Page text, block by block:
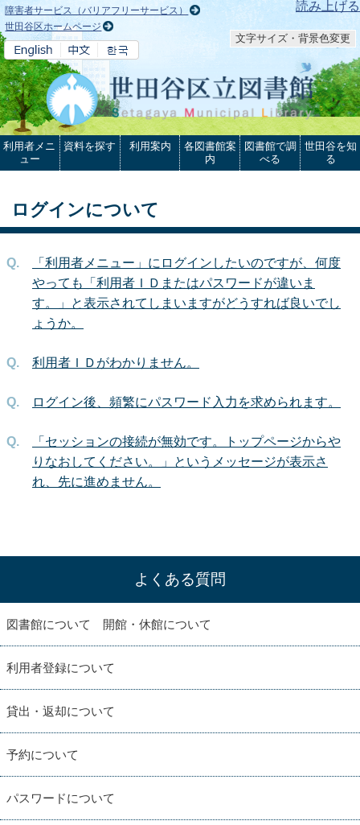
本文へ 読み上げる
障害者サービス（バリアフリーサービス）
世田谷区ホームページ
文字サイズ・背景色変更
利用者メニ
ュー
資料を探す 利用案内
各図書館案
内
図書館で調
べる
世田谷を知
る
ログインについて
「利用者メニュー」にログインしたいのですが、何度
やっても「利用者ＩＤまたはパスワードが違いま
す。」と表示されてしまいますがどうすれば良いでし
ょうか。
利用者ＩＤがわかりません。
ログイン後、頻繁にパスワード入力を求められます。
「セッションの接続が無効です。トップページからや
りなおしてください。」というメッセージが表示さ
れ、先に進めません。
よくある質問
図書館について 開館・休館について
利用者登録について
貸出・返却について
予約について
パスワードについて